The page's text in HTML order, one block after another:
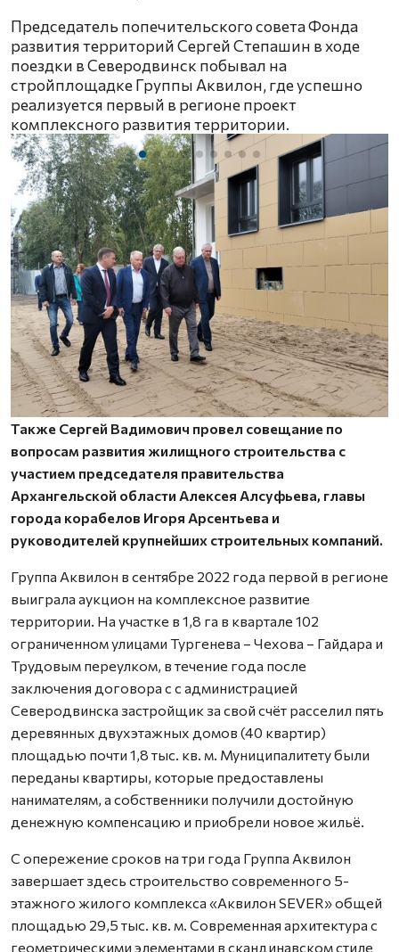
Председатель попечительского совета Фонда
развития территорий Сергей Степашин в ходе
поездки в Северодвинск побывал на
стройплощадке Группы Аквилон, где успешно
реализуется первый в регионе проект
комплексного развития территории.
Также Сергей Вадимович провел совещание по
вопросам развития жилищного строительства с
участием председателя правительства
Архангельской области Алексея Алсуфьева, главы
города корабелов Игоря Арсентьева и
руководителей крупнейших строительных компаний.
Группа Аквилон в сентябре 2022 года первой в регионе
выиграла аукцион на комплексное развитие
территории. На участке в 1,8 га в квартале 102
ограниченном улицами Тургенева – Чехова – Гайдара и
Трудовым переулком, в течение года после
заключения договора с с администрацией
Северодвинска застройщик за свой счёт расселил пять
деревянных двухэтажных домов (40 квартир)
площадью почти 1,8 тыс. кв. м. Муниципалитету были
переданы квартиры, которые предоставлены
нанимателям, а собственники получили достойную
денежную компенсацию и приобрели новое жильё.
С опережение сроков на три года Группа Аквилон
завершает здесь строительство современного 5-
этажного жилого комплекса «Аквилон SEVER» общей
площадью 29,5 тыс. кв. м. Современная архитектура с
геометрическими элементами в скандинавском стиле